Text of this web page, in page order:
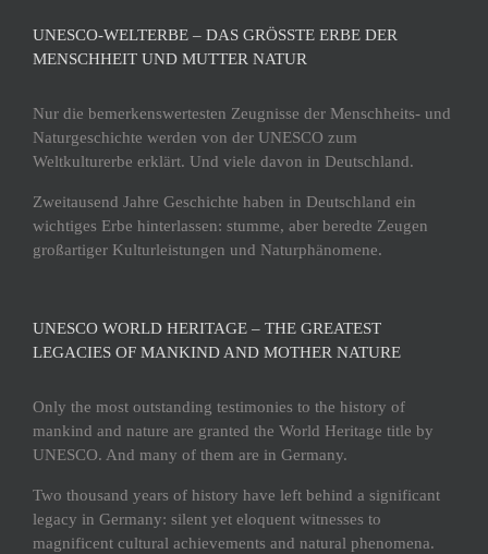
UNESCO-WELTERBE – DAS GRÖSSTE ERBE DER M
ENSCHHEIT UND MUTTER NATUR
Nur die bemerkenswertesten Zeugnisse der Menschheits- und
Naturgeschichte werden von der UNESCO zum
Weltkulturerbe erklärt. Und viele davon in Deutschland.
Zweitausend Jahre Geschichte haben in Deutschland ein
wichtiges Erbe hinterlassen: stumme, aber beredte Zeugen
großartiger Kulturleistungen und Naturphänomene.
UNESCO WORLD HERITAGE – THE GREATEST
LEGACIES OF MANKIND AND MOTHER NATURE
Only the most outstanding testimonies to the history of
mankind and nature are granted the World Heritage title by
UNESCO. And many of them are in Germany.
Two thousand years of history have left behind a significant
legacy in Germany: silent yet eloquent witnesses to
magnificent cultural achievements and natural phenomena.